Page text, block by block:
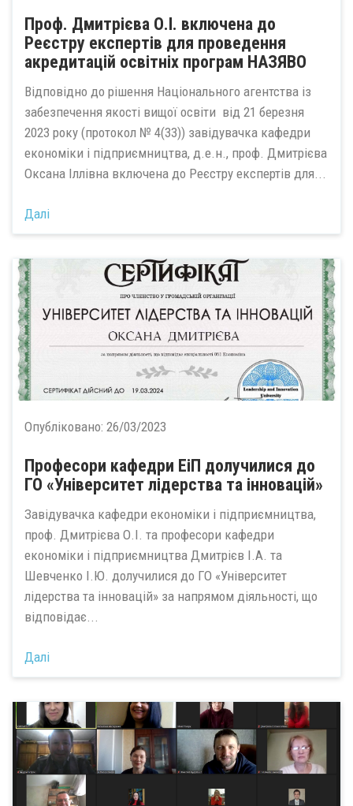
Проф. Дмитрієва О.І. включена до
Реєстру експертів для проведення
акредитацій освітніх програм НАЗЯВО
Відповідно до рішення Національного агентства із
забезпечення якості вищої освіти від 21 березня
2023 року (протокол № 4(33)) завідувачка кафедри
економіки і підприємництва, д.е.н., проф. Дмитрієва
Оксана Іллівна включена до Реєстру експертів для...
Далі
Опубліковано: 26/03/2023
Професори кафедри ЕіП долучилися до
ГО «Університет лідерства та інновацій»
Завідувачка кафедри економіки і підприємництва,
проф. Дмитрієва О.І. та професори кафедри
економіки і підприємництва Дмитрієв І.А. та
Шевченко І.Ю. долучилися до ГО «Університет
лідерства та інновацій» за напрямом діяльності, що
відповідає...
Далі